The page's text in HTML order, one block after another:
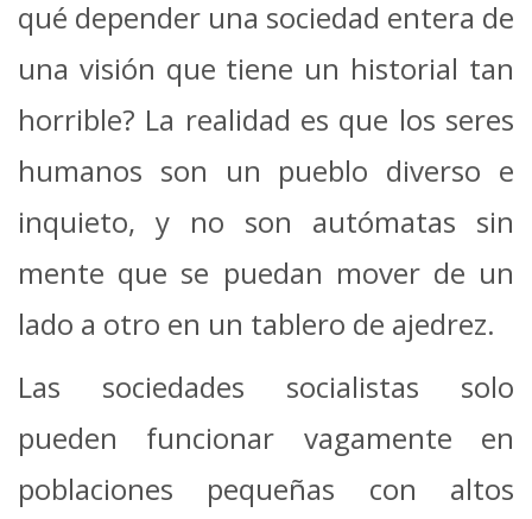
qué depender una sociedad entera de
una visión que tiene un historial tan
horrible? La realidad es que los seres
humanos son un pueblo diverso e
inquieto, y no son autómatas sin
mente que se puedan mover de un
lado a otro en un tablero de ajedrez.
Las sociedades socialistas solo
pueden funcionar vagamente en
poblaciones pequeñas con altos